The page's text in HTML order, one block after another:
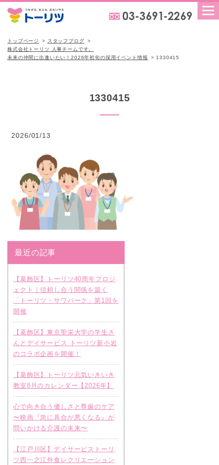
トップページ
スタッフブログ
株式会社トーリツ 人事チームです。
未来の仲間に出逢いたい！2026年初旬の採用イベント情報
1330415
1330415
2026/01/13
最近の記事
【葛飾区】トーリツ40周年プロジ
ェクト｜信頼し合う関係を築く
「トーリツ・サワパーク」第1回を
開催
【葛飾区】東京聖栄大学の学生さ
んとデイサービス トーリツ新小岩
のコラボ企画を開催！
【葛飾区】トーリツ元気いきいき
教室8月のカレンダー【2026年】
心で向き合う優しさと尊厳のケア
〜映画『急に具合が悪くなる』が
問いかける介護の未来〜
【江戸川区】デイサービストーリ
ツ西一之江外食レクリエーション